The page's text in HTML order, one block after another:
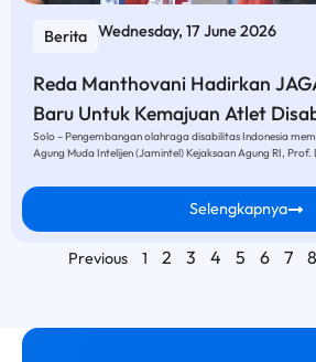
Berita Wednesday, 17 June 2026
Reda Manthovani Hadirkan
Baru Untuk Kemajuan Atlet
Solo – Pengembangan olahraga disabilitas Indonesia
Agung Muda Intelijen (Jamintel) Kejaksaan Agung RI, Prof.
Selengkapnya
Previous 1 2 3 4 5 6 7 8